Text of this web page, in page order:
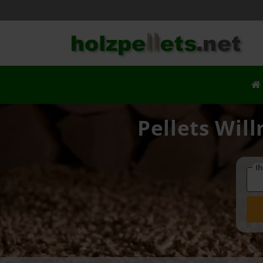
Pellets